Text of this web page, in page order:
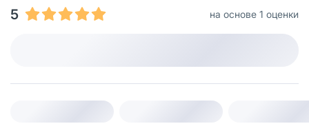
5
на основе 1 оценки